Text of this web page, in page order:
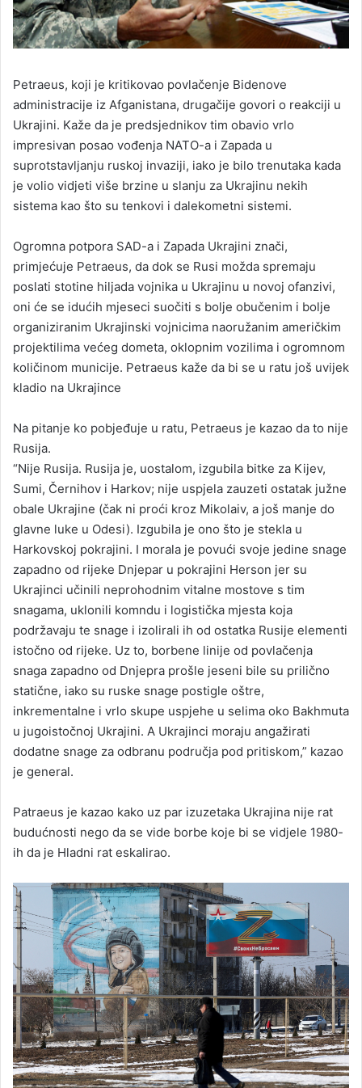
Petraeus, koji je kritikovao povlačenje Bidenove
administracije iz Afganistana, drugačije govori o reakciji u
Ukrajini. Kaže da je predsjednikov tim obavio vrlo
impresivan posao vođenja NATO-a i Zapada u
suprotstavljanju ruskoj invaziji, iako je bilo trenutaka kada
je volio vidjeti više brzine u slanju za Ukrajinu nekih
sistema kao što su tenkovi i dalekometni sistemi.
Ogromna potpora SAD-a i Zapada Ukrajini znači,
primjećuje Petraeus, da dok se Rusi možda spremaju
poslati stotine hiljada vojnika u Ukrajinu u novoj ofanzivi,
oni će se idućih mjeseci suočiti s bolje obučenim i bolje
organiziranim Ukrajinski vojnicima naoružanim američkim
projektilima većeg dometa, oklopnim vozilima i ogromnom
količinom municije. Petraeus kaže da bi se u ratu još uvijek
kladio na Ukrajince
Na pitanje ko pobjeđuje u ratu, Petraeus je kazao da to nije
Rusija.
“Nije Rusija. Rusija je, uostalom, izgubila bitke za Kijev,
Sumi, Černihov i Harkov; nije uspjela zauzeti ostatak južne
obale Ukrajine (čak ni proći kroz Mikolaiv, a još manje do
glavne luke u Odesi). Izgubila je ono što je stekla u
Harkovskoj pokrajini. I morala je povući svoje jedine snage
zapadno od rijeke Dnjepar u pokrajini Herson jer su
Ukrajinci učinili neprohodnim vitalne mostove s tim
snagama, uklonili komndu i logistička mjesta koja
podržavaju te snage i izolirali ih od ostatka Rusije elementi
istočno od rijeke. Uz to, borbene linije od povlačenja
snaga zapadno od Dnjepra prošle jeseni bile su prilično
statične, iako su ruske snage postigle oštre,
inkrementalne i vrlo skupe uspjehe u selima oko Bakhmuta
u jugoistočnoj Ukrajini. A Ukrajinci moraju angažirati
dodatne snage za odbranu područja pod pritiskom,” kazao
je general.
Patraeus je kazao kako uz par izuzetaka Ukrajina nije rat
budućnosti nego da se vide borbe koje bi se vidjele 1980-
ih da je Hladni rat eskalirao.